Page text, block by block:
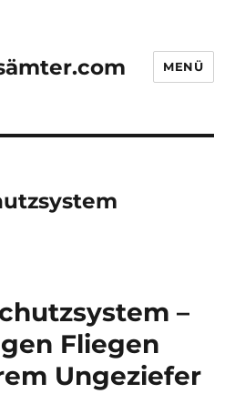
MENÜ
–
Fliegen
Ungeziefer